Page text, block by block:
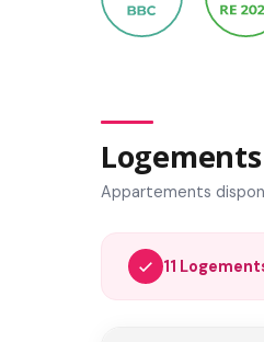
Appartements
11